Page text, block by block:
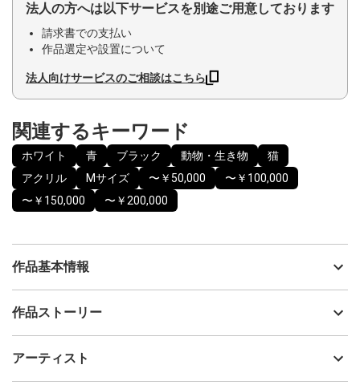
法人の方へは以下サービスを別途ご用意しております
請求書での支払い
作品選定や設置について
法人向けサービスのご相談はこちら
関連するキーワード
ホワイト 青 ブラック 動物・生き物
猫
アクリル
Mサイズ 〜￥50,000
〜￥100,000
〜￥150,000
〜￥200,000
作品基本情報
出品者
制作年
作品ストーリー
表面は味わいのある質感で、部分的に艶感があり、光の加減によ
アーティスト